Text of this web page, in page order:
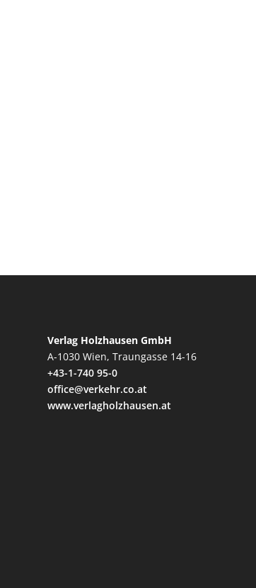
Verlag Holzhausen GmbH
A-1030 Wien, Traungasse 14-16
+43-1-740 95-0
office@verkehr.co.at
www.verlagholzhausen.at